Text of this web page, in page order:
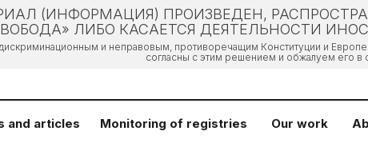
(ИНФОРМАЦИЯ) ПРОИЗВЕДЕН,
ЛИБО КАСАЕТСЯ ДЕЯТЕЛЬНОСТИ
дискриминационным и неправовым, противоречащим Конституции и
согласны с этим решением и обжалуем его в
and articles Monitoring of registries Our work